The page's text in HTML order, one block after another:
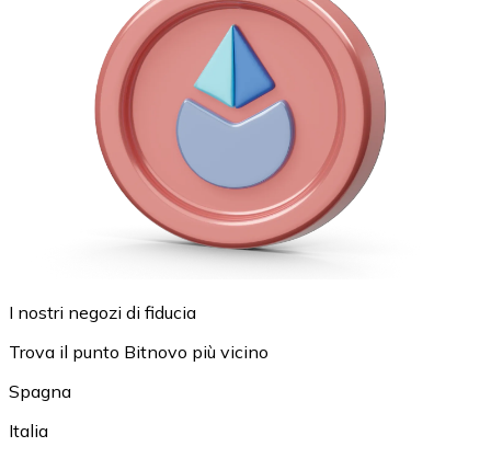
I nostri negozi di fiducia
Trova il punto Bitnovo più vicino
Spagna
Italia